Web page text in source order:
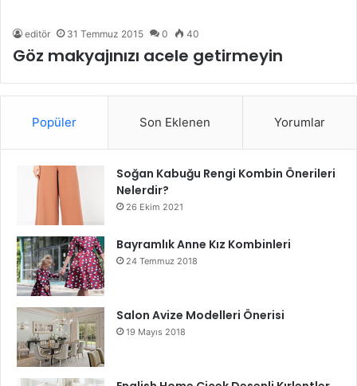
editör 31 Temmuz 2015 0 40
Göz makyajınızı acele getirmeyin
Popüler Son Eklenen Yorumlar
Soğan Kabuğu Rengi Kombin Önerileri
Nelerdir?
26 Ekim 2021
Bayramlık Anne Kız Kombinleri
24 Temmuz 2018
Salon Avize Modelleri Önerisi
19 Mayıs 2018